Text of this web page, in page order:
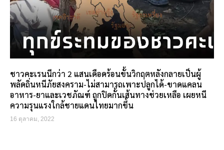
ชาวคะเรนนีกว่า 2 แสนเดือดร้อนขั้นวิกฤตหลังกลายเป็นผู้
พลัดถิ่นหนีภัยสงคราม-ไม่สามารถเพาะปลูกได้-ขาดแคลน
อาหาร-ยาและเวชภัณฑ์ ถูกปิดกั้นเส้นทางช่วยเหลือ เผยหนี
ความรุนแรงใกล้ชายแดนไทยมากขึ้น
16 ตุลาคม, 2022